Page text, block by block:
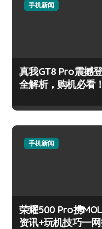
手机新闻
真我GT8 Pro震撼
全解析，购机必看！
手机新闻
荣耀500 Pro携
资讯+玩机技巧一网